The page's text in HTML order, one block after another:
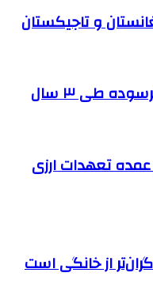
و تاجیکستان
عمده تعهدات ارزی